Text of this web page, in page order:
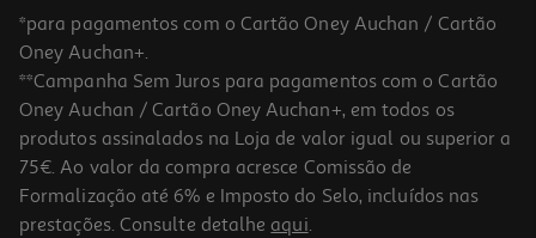
*para pagamentos com o Cartão Oney Auchan / Cartão
Oney Auchan+.
**Campanha Sem Juros para pagamentos com o Cartão
Oney Auchan / Cartão Oney Auchan+, em todos os
produtos assinalados na Loja de valor igual ou superior a
75€. Ao valor da compra acresce Comissão de
Formalização até 6% e Imposto do Selo, incluídos nas
prestações. Consulte detalhe aqui.